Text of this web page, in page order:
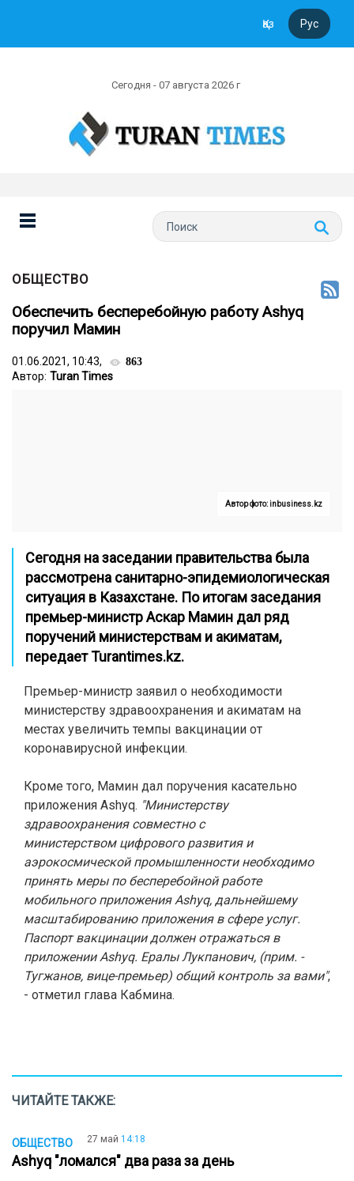
Қаз Рус
Сегодня - 07 августа 2026 г
ОБЩЕСТВО
Обеспечить бесперебойную работу Ashyq
поручил Мамин
01.06.2021, 10:43, 863
Автор: Turan Times
Автор фото: inbusiness.kz
Сегодня на заседании правительства была
рассмотрена санитарно-эпидемиологическая
ситуация в Казахстане. По итогам заседания
премьер-министр Аскар Мамин дал ряд
поручений министерствам и акиматам,
передаетTurantimes.kz.
Премьер-министр заявил о необходимости
министерству здравоохранения и акиматам на
местах увеличить темпы вакцинации от
коронавирусной инфекции.
Кроме того, Мамин дал поручения касательно
приложения Ashyq. "Министерству
здравоохранения совместно с
министерством цифрового развития и
аэрокосмической промышленности необходимо
принять меры по бесперебойной работе
мобильного приложения Ashyq, дальнейшему
масштабированию приложения в сфере услуг.
Паспорт вакцинации должен отражаться в
приложении Ashyq. Ералы Лукпанович, (прим. -
Тугжанов, вице-премьер) общий контроль за вами",
- отметил глава Кабмина.
ЧИТАЙТЕ ТАКЖЕ:
ОБЩЕСТВО 27 май 14:18
Ashyq "ломался" два раза за день